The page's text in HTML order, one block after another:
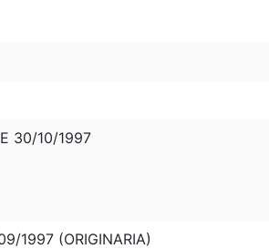
30/10/1997
1997 (ORIGINARIA)